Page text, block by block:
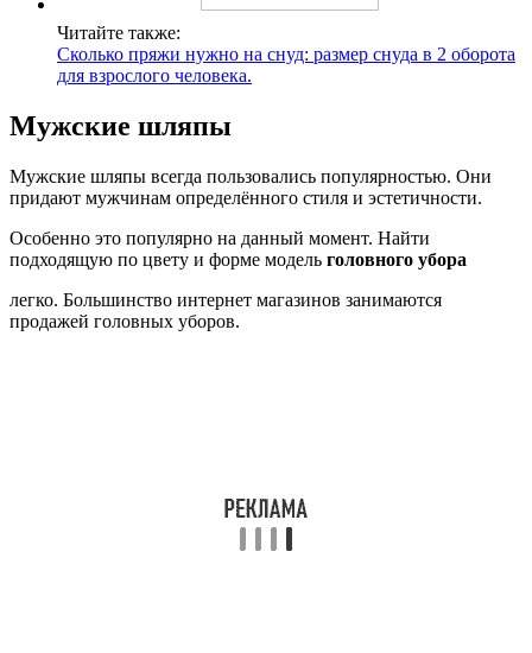
Читайте также:
Сколько пряжи нужно на снуд: размер снуда в 2 оборота
для взрослого человека.
Мужские шляпы
Мужские шляпы всегда пользовались популярностью. Они
придают мужчинам определённого стиля и эстетичности.
Особенно это популярно на данный момент. Найти
подходящую по цвету и форме модель головного убора
легко. Большинство интернет магазинов занимаются
продажей головных уборов.